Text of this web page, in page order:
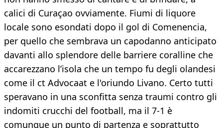
calici di Curaçao ovviamente. Fiumi di liquore
locale sono esondati dopo il gol di Comenencia,
per quello che sembrava un capodanno anticipato
davanti allo splendore delle barriere coralline che
accarezzano l’isola che un tempo fu degli olandesi
come il ct Advocaat e l'oriundo Livano. Certo tutti
speravano in una sconfitta senza traumi contro gli
indomiti crucchi del football, ma il 7-1 è
comunque un punto di partenza e soprattutto